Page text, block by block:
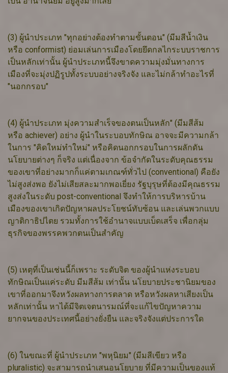
(3) ผู้นำประเภท "ทุกอย่างต้องทำตามขั้นตอน" (มีมสีน้ำเงิน
หรือ conformist) ย่อมเล่นการเมืองโดยยึดกลไกระบบราชการ
เป็นหลักเท่านั้น ผู้นำประเภทนี้จึงขาดความมุ่งมั่นทางการ
เมืองที่จะมุ่งปฏิรูปทั้งระบบอย่างจริงจัง และไม่กล้าทำอะไรที่
"นอกกรอบ"
(4) ผู้นำประเภท มุ่งความสำเร็จของตนเป็นหลัก" (มีมสีส้ม
หรือ achiever) อย่าง ผู้นำในระบอบทักษิณ อาจจะมีความกล้า
ในการ "คิดใหม่ทำใหม่" หรือคิดนอกกรอบในการผลักดัน
นโยบายต่างๆ ก็จริง แต่เนื่องจาก ข้อจำกัดในระดับคุณธรรม
ของเขาที่อย่างมากก็แค่ตามเกณฑ์ทั่วไป (conventional) คือยัง
ไม่สูงส่งพอ ยังไม่เสียสละมากพอเยี่ยง รัฐบุรุษที่ต้องมีคุณธรรม
สูงส่งในระดับ post-conventional จึงทำให้การบริหารบ้าน
เมืองของเขาเกิดปัญหาผลประโยชน์ทับซ้อน และเล่นพวกแบบ
ญาติกาธิปไตย รวมทั้งการใช้อำนาจแบบเบ็ดเสร็จ เพื่อกลุ่ม
ธุรกิจของพรรคพวกตนเป็นสำคัญ
(5) เหตุที่เป็นเช่นนี้ก็เพราะ ระดับจิต ของผู้นำแห่งระบอบ
ทักษิณเป็นแค่ระดับ มีมสีส้ม เท่านั้น นโยบายประชานิยมของ
เขาที่ออกมาจึงหวังผลทางการตลาด หรือหวังผลหาเสียงเป็น
หลักเท่านั้น หาได้มีจิตเจตนารมณ์ที่จะแก้ไขปัญหาความ
ยากจนของประเทศนี้อย่างยั่งยืน และจริงจังแต่ประการใด
(6) ในขณะที่ ผู้นำประเภท "พหุนิยม" (มีมสีเขียว หรือ
pluralistic) จะสามารถนำเสนอนโยบาย ที่มีความเป็นของแท้